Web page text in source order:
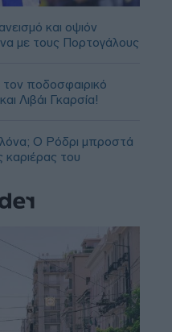
και οψιόν
με τους Πορτογάλους
ποδοσφαιρικό
Λιβάι Γκαρσία!
Ο Ρόδρι μπροστά
καριέρας του